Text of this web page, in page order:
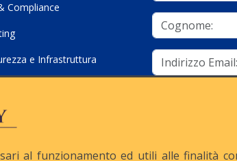
Compliance
e Infrastruttura
ICT e Licenze
al funzionamento ed utili alle finalità